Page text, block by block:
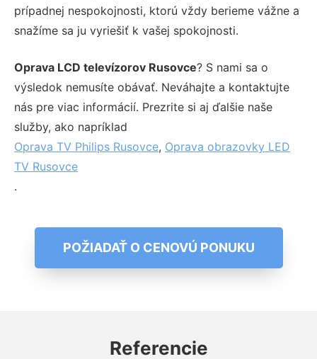
prípadnej nespokojnosti, ktorú vždy berieme vážne a
snažíme sa ju vyriešiť k vašej spokojnosti.
Oprava LCD televízorov Rusovce? S nami sa o
výsledok nemusíte obávať. Neváhajte a kontaktujte
nás pre viac informácií. Prezrite si aj ďalšie naše
služby, ako napríklad
Oprava TV Philips Rusovce, Oprava obrazovky LED
TV Rusovce
.
POŽIADAŤ O CENOVÚ PONUKU
Referencie